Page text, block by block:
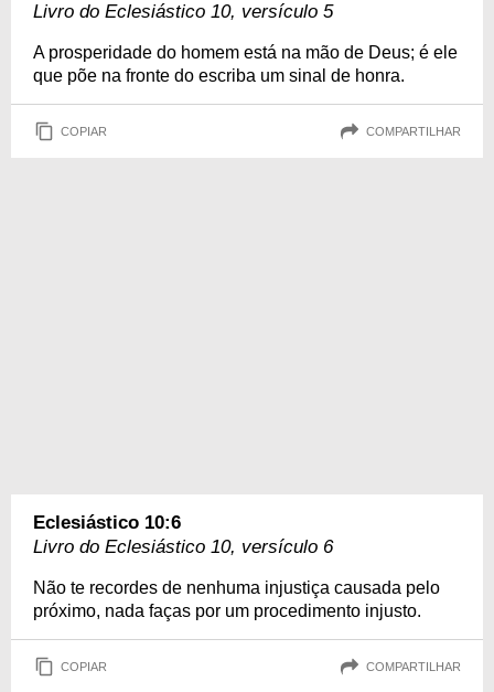
Livro do Eclesiástico 10, versículo 5
A prosperidade do homem está na mão de Deus; é ele
que põe na fronte do escriba um sinal de honra.
COPIAR COMPARTILHAR
Eclesiástico 10:6
Livro do Eclesiástico 10, versículo 6
Não te recordes de nenhuma injustiça causada pelo
próximo, nada faças por um procedimento injusto.
COPIAR COMPARTILHAR